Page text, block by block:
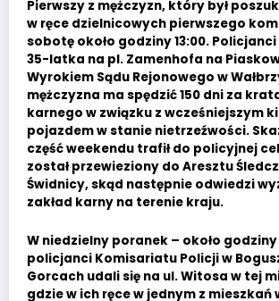
Pierwszy z mężczyzn, który był
w ręce dzielnicowych pierwszego
sobotę około godziny 13:00.
35-latka na pl. Zamenhofa na
Wyrokiem Sądu Rejonowego w
mężczyzna ma spędzić 150 dni za
karnego w związku z wcześniejszym
pojazdem w stanie nietrzeźwości.
część weekendu trafił do policyjnej
został przewieziony do Aresztu
Świdnicy, skąd następnie odwiedzi
zakład karny na terenie kraju.
W niedzielny poranek – około godziny
policjanci Komisariatu Policji w
Gorcach udali się na ul. Witosa w tej
gdzie w ich ręce w jednym z mieszkań